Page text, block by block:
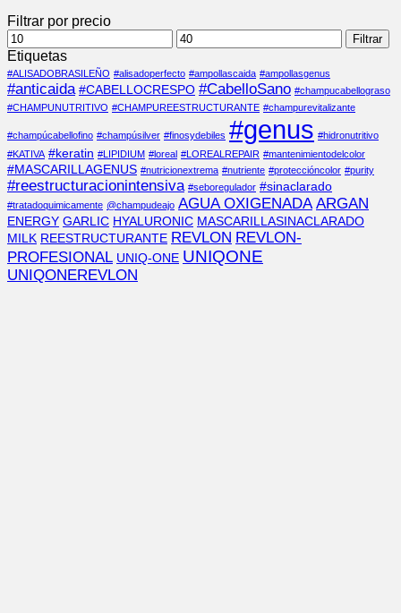
Filtrar por precio
Precio
mínimo
Precio
máximo
Filtrar
Etiquetas
#ALISADOBRASILEÑO #alisadoperfecto #ampollascaida #ampollasgenus
#anticaida #CABELLOCRESPO #CabelloSano #champucabellograso
#CHAMPUNUTRITIVO #CHAMPUREESTRUCTURANTE #champurevitalizante
#champúcabellofino #champúsilver #finosydebiles #genus #hidronutritivo
#KATIVA #keratin #LIPIDIUM #loreal #LOREALREPAIR #mantenimientodelcolor
#MASCARILLAGENUS #nutricionextrema #nutriente #proteccióncolor #purity
#reestructuracionintensiva #seboregulador #sinaclarado
#tratadoquimicamente @champudeajo AGUA OXIGENADA ARGAN
ENERGY GARLIC HYALURONIC MASCARILLASINACLARADO
MILK REESTRUCTURANTE REVLON REVLON-
PROFESIONAL UNIQ-ONE UNIQONE
UNIQONEREVLON